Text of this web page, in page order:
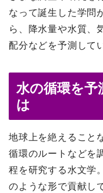
なって誕生した学問
ら、降水量や水質、
配分などを予測して
水の循環を予
は
地球上を絶えること
循環のルートなどを
程を研究する水文学
のような形で貢献し